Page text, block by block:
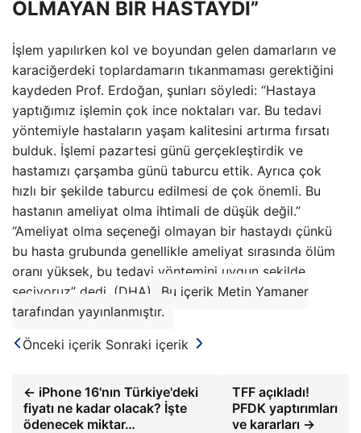
OLMAYAN BİR HASTAYDI”
İşlem yapılırken kol ve boyundan gelen damarların ve
karaciğerdeki toplardamarın tıkanmaması gerektiğini
kaydeden Prof. Erdoğan, şunları söyledi: “Hastaya
yaptığımız işlemin çok ince noktaları var. Bu tedavi
yöntemiyle hastaların yaşam kalitesini artırma fırsatı
bulduk. İşlemi pazartesi günü gerçekleştirdik ve
hastamızı çarşamba günü taburcu ettik. Ayrıca çok
hızlı bir şekilde taburcu edilmesi de çok önemli. Bu
hastanın ameliyat olma ihtimali de düşük değil.”
“Ameliyat olma seçeneği olmayan bir hastaydı çünkü
bu hasta grubunda genellikle ameliyat sırasında ölüm
oranı yüksek, bu tedavi yöntemini uygun şekilde
seçiyoruz” dedi. (DHA)
Bu içerik Metin Yamaner
tarafından yayınlanmıştır.
Önceki içerik Sonraki içerik
← iPhone 16'nın Türkiye'deki
fiyatı ne kadar olacak? İşte
ödenecek miktar…
TFF açıkladı!
PFDK yaptırımları
ve kararları →